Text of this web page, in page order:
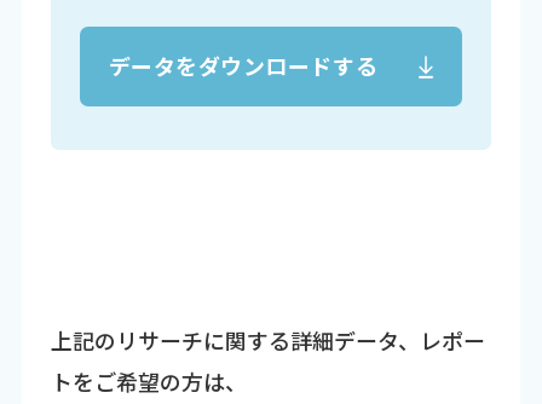
データをダウンロードする
上記のリサーチに関する詳細データ、レポー
トをご希望の方は、